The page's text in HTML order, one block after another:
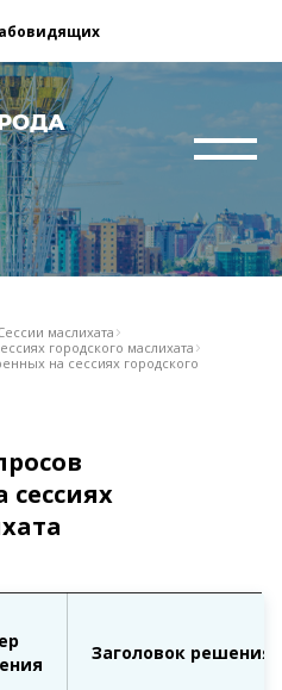
маслихата
городского маслихата
на сессиях городского
сессиях
Заголовок решения